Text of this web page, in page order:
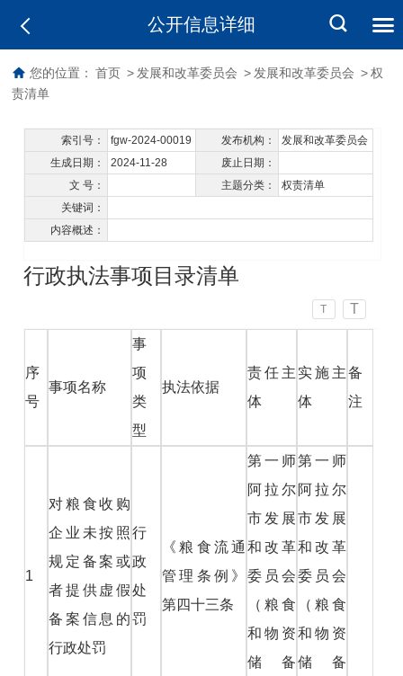
公开信息详细
您的位置： 首页 > 发展和改革委员会 > 发展和改革委员会 > 权
责清单
索引号： fgw-2024-00019 发布机构：
发展和改革委员会
生成日期：
2024-11-28
废止日期：
文 号：
主题分类：
权责清单
关键词：
内容概述：
行政执法事项目录清单
T T
序
号
事项名称
事
项
类
型
执法依据
责任主
体
实施主
体
备
注
1
对粮食收购
企业未按照
规定备案或
者提供虚假
备案信息的
行政处罚
行
政
处
罚
《粮食流通
管理条例》
第四十三条
第一师
阿拉尔
市发展
和改革
委员会
（粮食
和物资
储备
第一师
阿拉尔
市发展
和改革
委员会
（粮食
和物资
储备